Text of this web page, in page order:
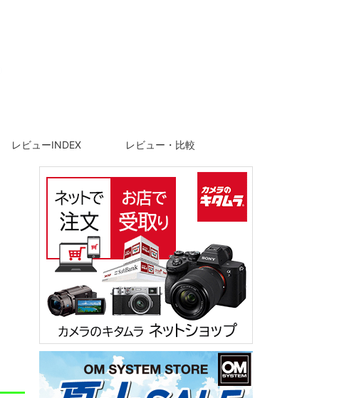
レビューINDEX レビュー・比較